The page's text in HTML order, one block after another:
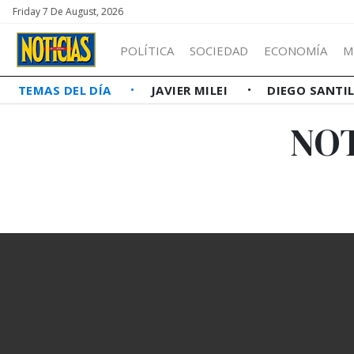
Friday 7 De August, 2026
POLÍTICA SOCIEDAD ECONOMÍA
TEMAS DEL DÍA JAVIER MILEI DIEGO